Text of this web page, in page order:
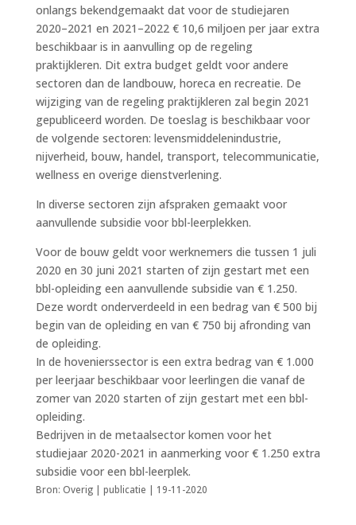
onlangs bekendgemaakt dat voor de studiejaren
2020–2021 en 2021–2022 € 10,6 miljoen per jaar extra
beschikbaar is in aanvulling op de regeling
praktijkleren. Dit extra budget geldt voor andere
sectoren dan de landbouw, horeca en recreatie. De
wijziging van de regeling praktijkleren zal begin 2021
gepubliceerd worden. De toeslag is beschikbaar voor
de volgende sectoren: levensmiddelenindustrie,
nijverheid, bouw, handel, transport, telecommunicatie,
wellness en overige dienstverlening.
In diverse sectoren zijn afspraken gemaakt voor
aanvullende subsidie voor bbl-leerplekken.
Voor de bouw geldt voor werknemers die tussen 1 juli
2020 en 30 juni 2021 starten of zijn gestart met een
bbl-opleiding een aanvullende subsidie van € 1.250.
Deze wordt onderverdeeld in een bedrag van € 500 bij
begin van de opleiding en van € 750 bij afronding van
de opleiding.
In de hovenierssector is een extra bedrag van € 1.000
per leerjaar beschikbaar voor leerlingen die vanaf de
zomer van 2020 starten of zijn gestart met een bbl-
opleiding.
Bedrijven in de metaalsector komen voor het
studiejaar 2020-2021 in aanmerking voor € 1.250 extra
subsidie voor een bbl-leerplek.
Bron: Overig | publicatie | 19-11-2020